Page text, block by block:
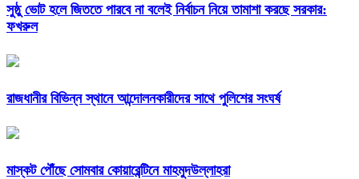
সুষ্ঠু ভোট হলে জিততে পারবে না বলেই নির্বাচন নিয়ে তামাশা করছে সরকার:
ফখরুল
রাজধানীর বিভিন্ন স্থানে আন্দোলনকারীদের সাথে পুলিশের সংঘর্ষ
মাস্কট পৌঁছে সোমবার কোয়ারেন্টিনে মাহমুদউল্লাহরা